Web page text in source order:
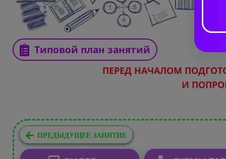
Типовой план занятий
ПЕРЕД НАЧАЛОМ
И
ПРЕДЫДУЩЕЕ ЗАНЯТИЕ